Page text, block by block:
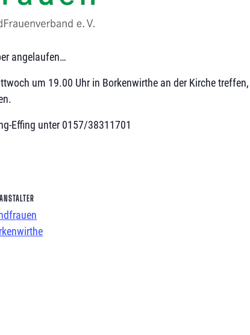
angelaufen…
um 19.00 Uhr in Borkenwirthe an der Kirche
Effing unter 0157/38311701